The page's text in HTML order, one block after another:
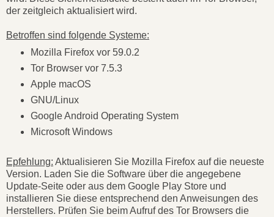
der zeitgleich aktualisiert wird.
Betroffen sind folgende Systeme:
Mozilla Firefox vor 59.0.2
Tor Browser vor 7.5.3
Apple macOS
GNU/Linux
Google Android Operating System
Microsoft Windows
Epfehlung: Aktualisieren Sie Mozilla Firefox auf die neueste
Version. Laden Sie die Software über die angegebene
Update-Seite oder aus dem Google Play Store und
installieren Sie diese entsprechend den Anweisungen des
Herstellers. Prüfen Sie beim Aufruf des Tor Browsers die